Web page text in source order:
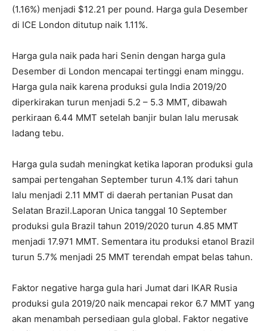
(1.16%) menjadi $12.21 per pound. Harga gula Desember
di ICE London ditutup naik 1.11%.
Harga gula naik pada hari Senin dengan harga gula
Desember di London mencapai tertinggi enam minggu.
Harga gula naik karena produksi gula India 2019/20
diperkirakan turun menjadi 5.2 – 5.3 MMT, dibawah
perkiraan 6.44 MMT setelah banjir bulan lalu merusak
ladang tebu.
Harga gula sudah meningkat ketika laporan produksi gula
sampai pertengahan September turun 4.1% dari tahun
lalu menjadi 2.11 MMT di daerah pertanian Pusat dan
Selatan Brazil.Laporan Unica tanggal 10 September
produksi gula Brazil tahun 2019/2020 turun 4.85 MMT
menjadi 17.971 MMT. Sementara itu produksi etanol Brazil
turun 5.7% menjadi 25 MMT terendah empat belas tahun.
Faktor negative harga gula hari Jumat dari IKAR Rusia
produksi gula 2019/20 naik mencapai rekor 6.7 MMT yang
akan menambah persediaan gula global. Faktor negative